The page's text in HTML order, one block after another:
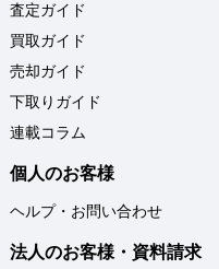
査定ガイド
買取ガイド
売却ガイド
下取りガイド
連載コラム
個人のお客様
ヘルプ・お問い合わせ
法人のお客様・資料請求